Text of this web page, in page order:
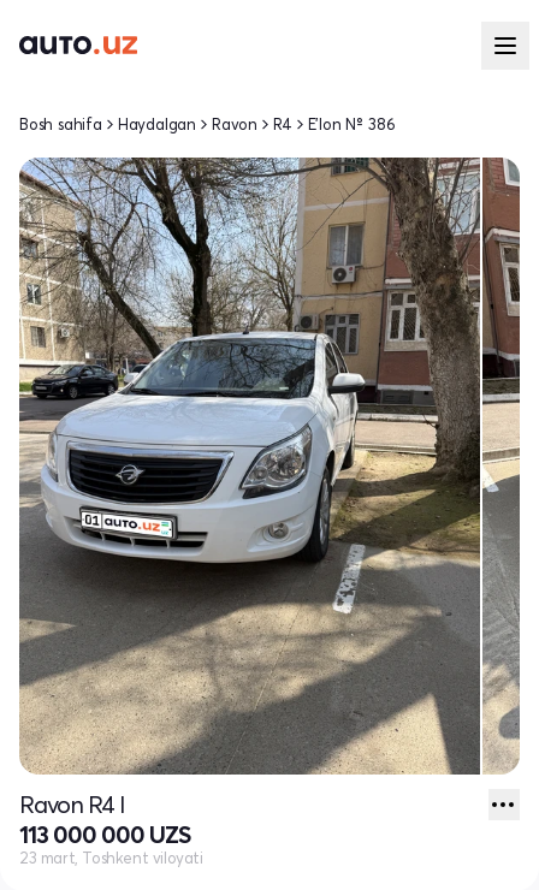
Bosh sahifa Haydalgan Ravon R4 E'lon № 386
Ravon R4 I
113 000 000 UZS
23 mart, Toshkent viloyati